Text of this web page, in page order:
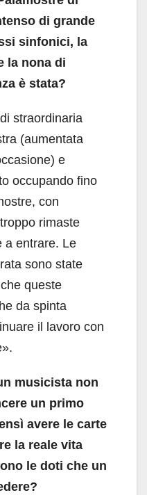
di grande
sinfonici, la
la nona di
è stata?
straordinaria
(aumentata
e
occupando fino
con
rimaste
a entrare. Le
sono state
queste
da spinta
il lavoro con
musicista non
un primo
avere le carte
la reale vita
le doti che un